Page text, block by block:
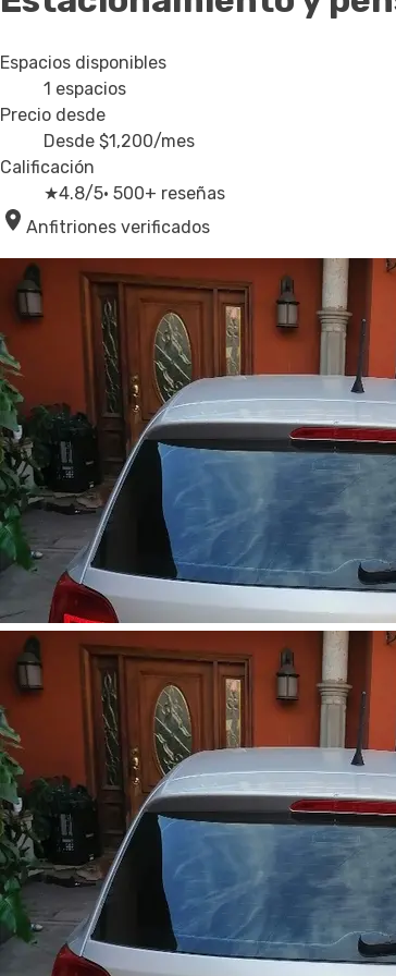
Espacios disponibles
1 espacios
Precio desde
Desde $1,200/mes
Calificación
★4.8/5· 500+ reseñas
Anfitriones verificados